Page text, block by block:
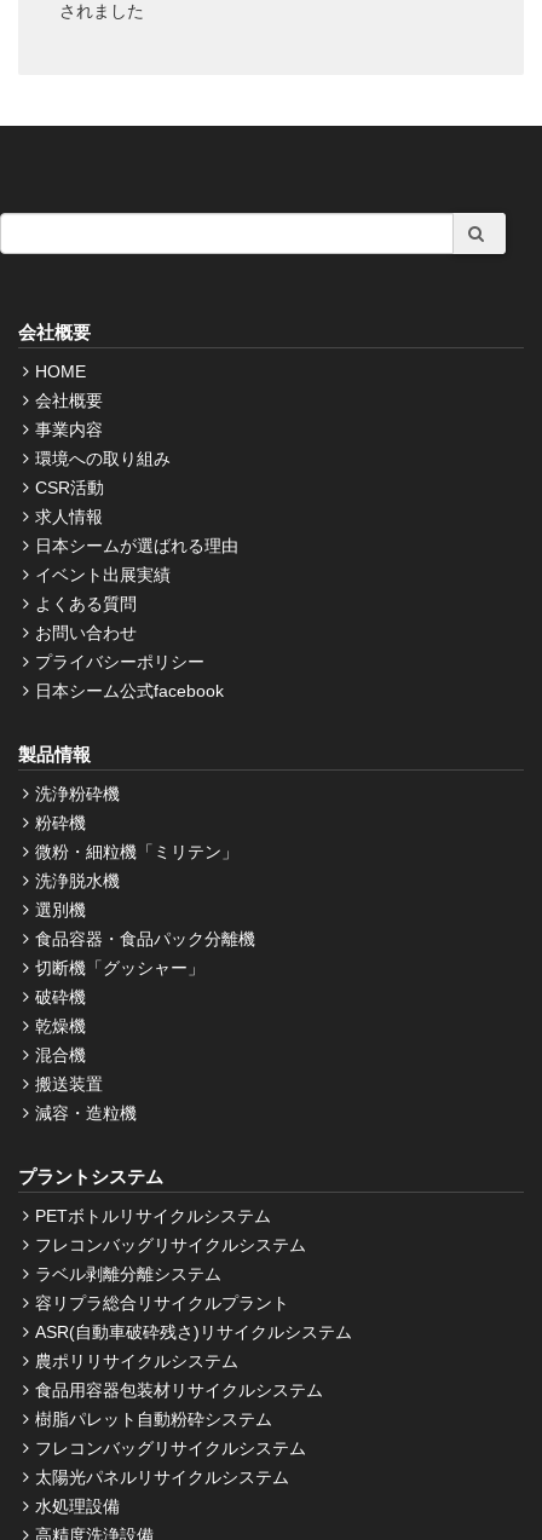
されました
会社概要
HOME
会社概要
事業内容
環境への取り組み
CSR活動
求人情報
日本シームが選ばれる理由
イベント出展実績
よくある質問
お問い合わせ
プライバシーポリシー
日本シーム公式facebook
製品情報
洗浄粉砕機
粉砕機
微粉・細粒機「ミリテン」
洗浄脱水機
選別機
食品容器・食品パック分離機
切断機「グッシャー」
破砕機
乾燥機
混合機
搬送装置
減容・造粒機
プラントシステム
PETボトルリサイクルシステム
フレコンバッグリサイクルシステム
ラベル剥離分離システム
容リプラ総合リサイクルプラント
ASR(自動車破砕残さ)リサイクルシステム
農ポリリサイクルシステム
食品用容器包装材リサイクルシステム
樹脂パレット自動粉砕システム
フレコンバッグリサイクルシステム
太陽光パネルリサイクルシステム
水処理設備
高精度洗浄設備